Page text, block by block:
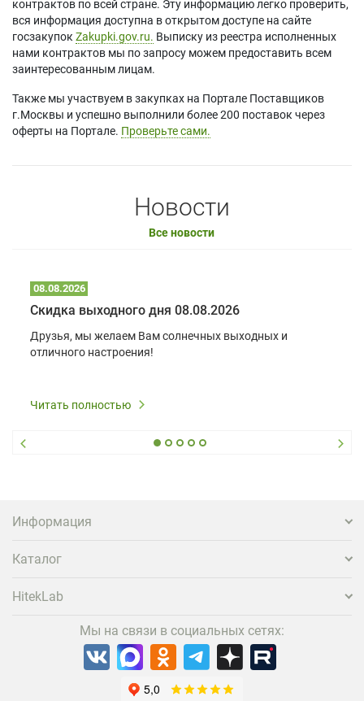
контрактов по всей стране. Эту информацию легко проверить,
вся информация доступна в открытом доступе на сайте
госзакупок Zakupki.gov.ru. Выписку из реестра исполненных
нами контрактов мы по запросу можем предоставить всем
заинтересованным лицам.
Также мы участвуем в закупках на Портале Поставщиков
г.Москвы и успешно выполнили более 200 поставок через
оферты на Портале. Проверьте сами.
Новости
Все новости
08.08.2026
Скидка выходного дня 08.08.2026
Друзья, мы желаем Вам солнечных выходных и
отличного настроения!
Читать полностью
Информация
Каталог
HitekLab
Мы на связи в социальных сетях: